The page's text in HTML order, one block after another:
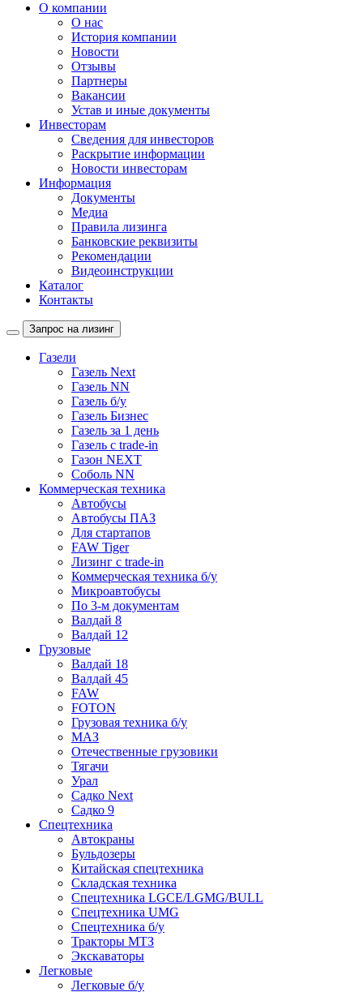
О компании
О нас
История компании
Новости
Отзывы
Партнеры
Вакансии
Устав и иные документы
Инвесторам
Сведения для инвесторов
Раскрытие информации
Новости инвесторам
Информация
Документы
Медиа
Правила лизинга
Банковские реквизиты
Рекомендации
Видеоинструкции
Каталог
Контакты
Запрос на лизинг
Газели
Газель Next
Газель NN
Газель б/у
Газель Бизнес
Газель за 1 день
Газель с trade-in
Газон NEXT
Соболь NN
Коммерческая техника
Автобусы
Автобусы ПАЗ
Для стартапов
FAW Tiger
Лизинг с trade-in
Коммерческая техника б/у
Микроавтобусы
По 3-м документам
Валдай 8
Валдай 12
Грузовые
Валдай 18
Валдай 45
FAW
FOTON
Грузовая техника б/у
МАЗ
Отечественные грузовики
Тягачи
Урал
Садко Next
Садко 9
Спецтехника
Автокраны
Бульдозеры
Китайская спецтехника
Складская техника
Спецтехника LGCE/LGMG/BULL
Спецтехника UMG
Спецтехника б/у
Тракторы МТЗ
Экскаваторы
Легковые
Легковые б/у